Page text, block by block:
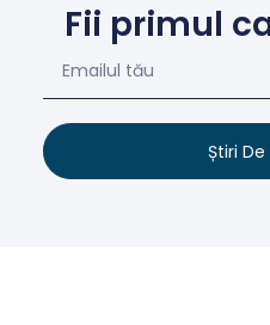
Fii primul
Știri